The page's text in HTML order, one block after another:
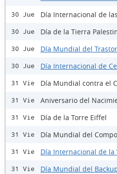
30 Jue Día Internacional de
30 Jue Día de la Tierra
30 Jue Día Mundial del
30 Jue Día Internacional de
31 Vie Día Mundial contra el
31 Vie Aniversario del
31 Vie Día de la Torre Eiffel
31 Vie Día Mundial del
31 Vie Día Internacional de
31 Vie Día Mundial del